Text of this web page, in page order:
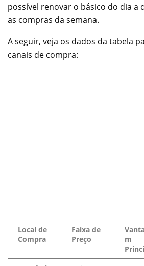
possível renovar o básico do dia a
as compras da semana.
A seguir, veja os dados da tabela
canais de compra:
Local de
Compra
Faixa de
Preço
m